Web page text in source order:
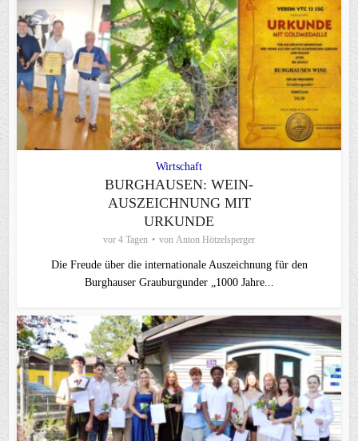
Wirtschaft
BURGHAUSEN: WEIN-
AUSZEICHNUNG MIT
URKUNDE
vor 4 Tagen von Anton Hötzelsperger
Die Freude über die internationale Auszeichnung für den
Burghauser Grauburgunder „1000 Jahre...